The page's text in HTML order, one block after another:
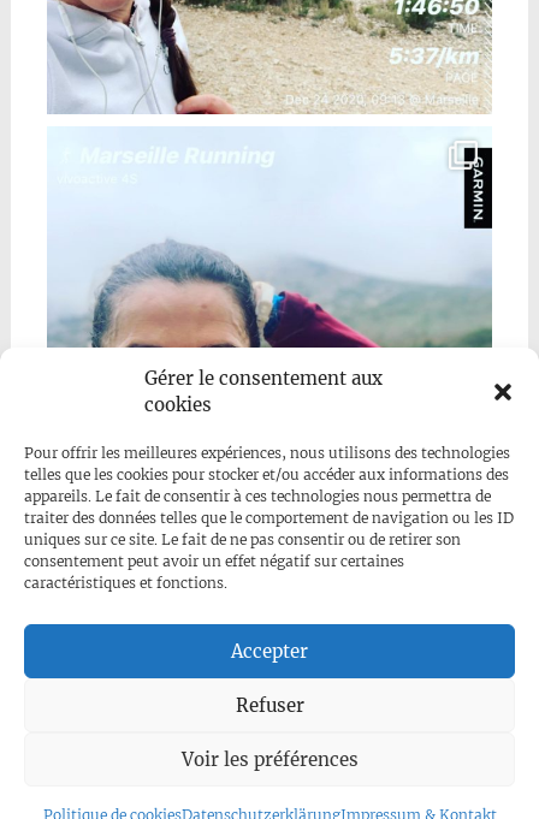
Gérer le consentement aux
cookies
Pour offrir les meilleures expériences, nous utilisons des technologies
telles que les cookies pour stocker et/ou accéder aux informations des
appareils. Le fait de consentir à ces technologies nous permettra de
traiter des données telles que le comportement de navigation ou les ID
uniques sur ce site. Le fait de ne pas consentir ou de retirer son
consentement peut avoir un effet négatif sur certaines
caractéristiques et fonctions.
Accepter
Refuser
Voir les préférences
Politique de cookiesDatenschutzerklärungImpressum & Kontakt
|Datenschutzerklärung